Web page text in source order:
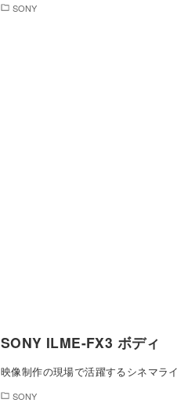
SONY
SONY ILME-FX3 ボディ
映像制作の現場で活躍するシネマラ
SONY